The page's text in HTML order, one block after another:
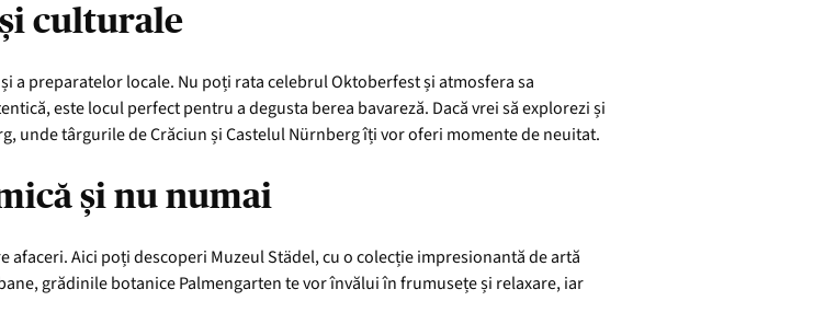
culturale
a preparatelor locale. Nu poți rata celebrul Oktoberfest și atmosfera sa
este locul perfect pentru a degusta berea bavareză. Dacă vrei să explorezi și
unde târgurile de Crăciun și Castelul Nürnberg îți vor oferi momente de neuitat.
și nu numai
Aici poți descoperi Muzeul Städel, cu o colecție impresionantă de artă
grădinile botanice Palmengarten te vor învălui în frumusețe și relaxare, iar